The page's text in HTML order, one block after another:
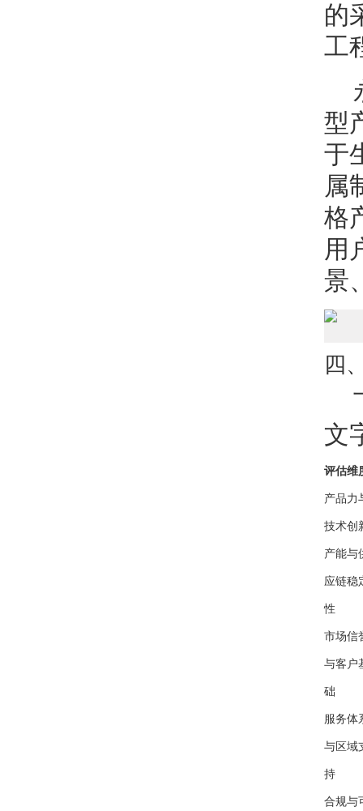
的
工
型
于
属
格
用
景
四
文
评估维
产品力
技术创
产能与
应链稳
性
市场信
与客户
础
服务体
与区域
持
合规与